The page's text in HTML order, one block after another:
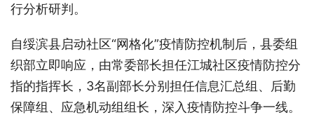
行分析研判。
自绥滨县启动社区“网格化”疫情防控机制后，县委组
织部立即响应，由常委部长担任江城社区疫情防控分
指的指挥长，3名副部长分别担任信息汇总组、后勤
保障组、应急机动组组长，深入疫情防控斗争一线。